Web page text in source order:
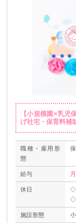
【小規模園×乳
げ社宅・保育料
職種・雇用形
態
給与
休日
◇
◇
施設形態